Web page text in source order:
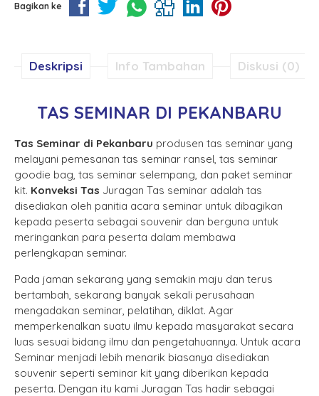
Bagikan ke
Deskripsi Info Tambahan Diskusi (0)
TAS SEMINAR DI PEKANBARU
Tas Seminar di Pekanbaru produsen tas seminar yang
melayani pemesanan tas seminar ransel, tas seminar
goodie bag, tas seminar selempang, dan paket seminar
kit. Konveksi Tas Juragan Tas seminar adalah tas
disediakan oleh panitia acara seminar untuk dibagikan
kepada peserta sebagai souvenir dan berguna untuk
meringankan para peserta dalam membawa
perlengkapan seminar.
Pada jaman sekarang yang semakin maju dan terus
bertambah, sekarang banyak sekali perusahaan
mengadakan seminar, pelatihan, diklat. Agar
memperkenalkan suatu ilmu kepada masyarakat secara
luas sesuai bidang ilmu dan pengetahuannya. Untuk acara
Seminar menjadi lebih menarik biasanya disediakan
souvenir seperti seminar kit yang diberikan kepada
peserta. Dengan itu kami Juragan Tas hadir sebagai